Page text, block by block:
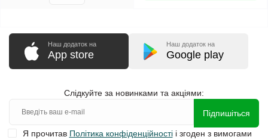
Наш додаток на
App store
Наш додаток на
Google play
Слідкуйте за новинками та акціями:
Підпишіться
Я прочитав Політика конфіденційностіі згоден з вимогами